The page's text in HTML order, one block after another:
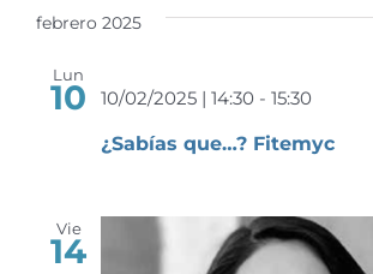
febrero 2025
Lun
10
¿Sabías que…? Fitemyc
10/02/2025 | 14:30 - 15:30
Vie
14